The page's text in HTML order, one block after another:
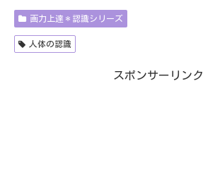
画力上達＊認識シリーズ
人体の認識
スポンサーリンク